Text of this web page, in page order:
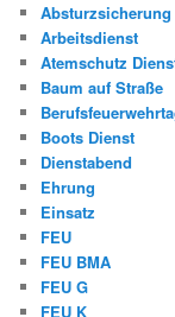
Absturzsicherung
Arbeitsdienst
Atemschutz
Baum auf Straße
Boots Dienst
Dienstabend
Ehrung
Einsatz
FEU
FEU BMA
FEU G
FEU K